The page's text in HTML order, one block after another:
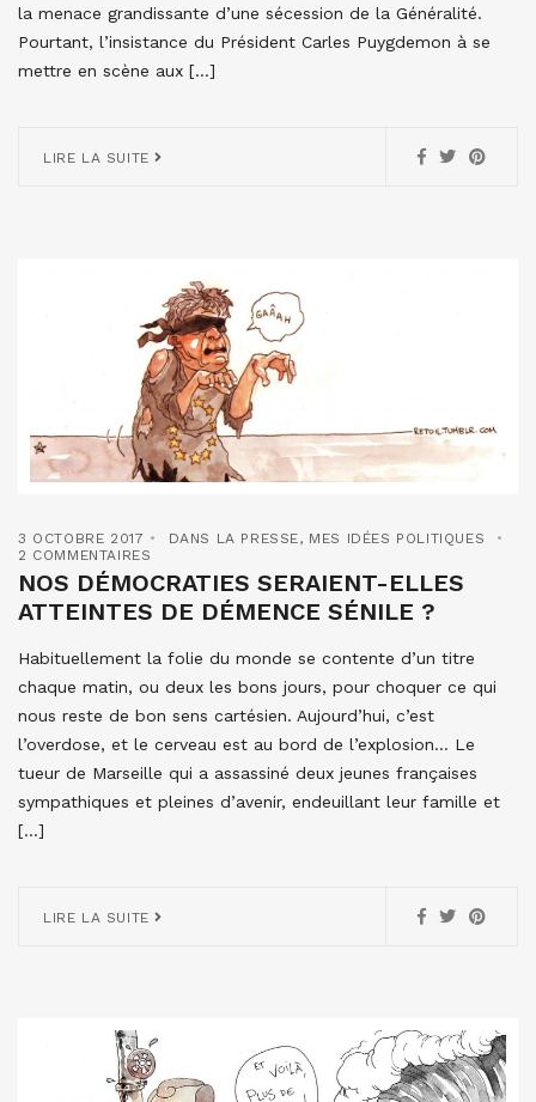
la menace grandissante d’une sécession de la Généralité.
Pourtant, l’insistance du Président Carles Puygdemon à se
mettre en scène aux […]
LIRE LA SUITE
3 OCTOBRE 2017 DANS LA PRESSE, MES IDÉES POLITIQUES
2 COMMENTAIRES
NOS DÉMOCRATIES SERAIENT-ELLES
ATTEINTES DE DÉMENCE SÉNILE ?
Habituellement la folie du monde se contente d’un titre
chaque matin, ou deux les bons jours, pour choquer ce qui
nous reste de bon sens cartésien. Aujourd’hui, c’est
l’overdose, et le cerveau est au bord de l’explosion… Le
tueur de Marseille qui a assassiné deux jeunes françaises
sympathiques et pleines d’avenir, endeuillant leur famille et
[…]
LIRE LA SUITE